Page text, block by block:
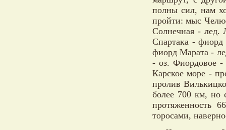
полны сил, нам
пройти: мыс
Солнечная - лед.
Спартака -
фиорд Марата -
- оз. Фиордовое -
Карское море -
пролив
более 700 км, но
протяженность
торосами,